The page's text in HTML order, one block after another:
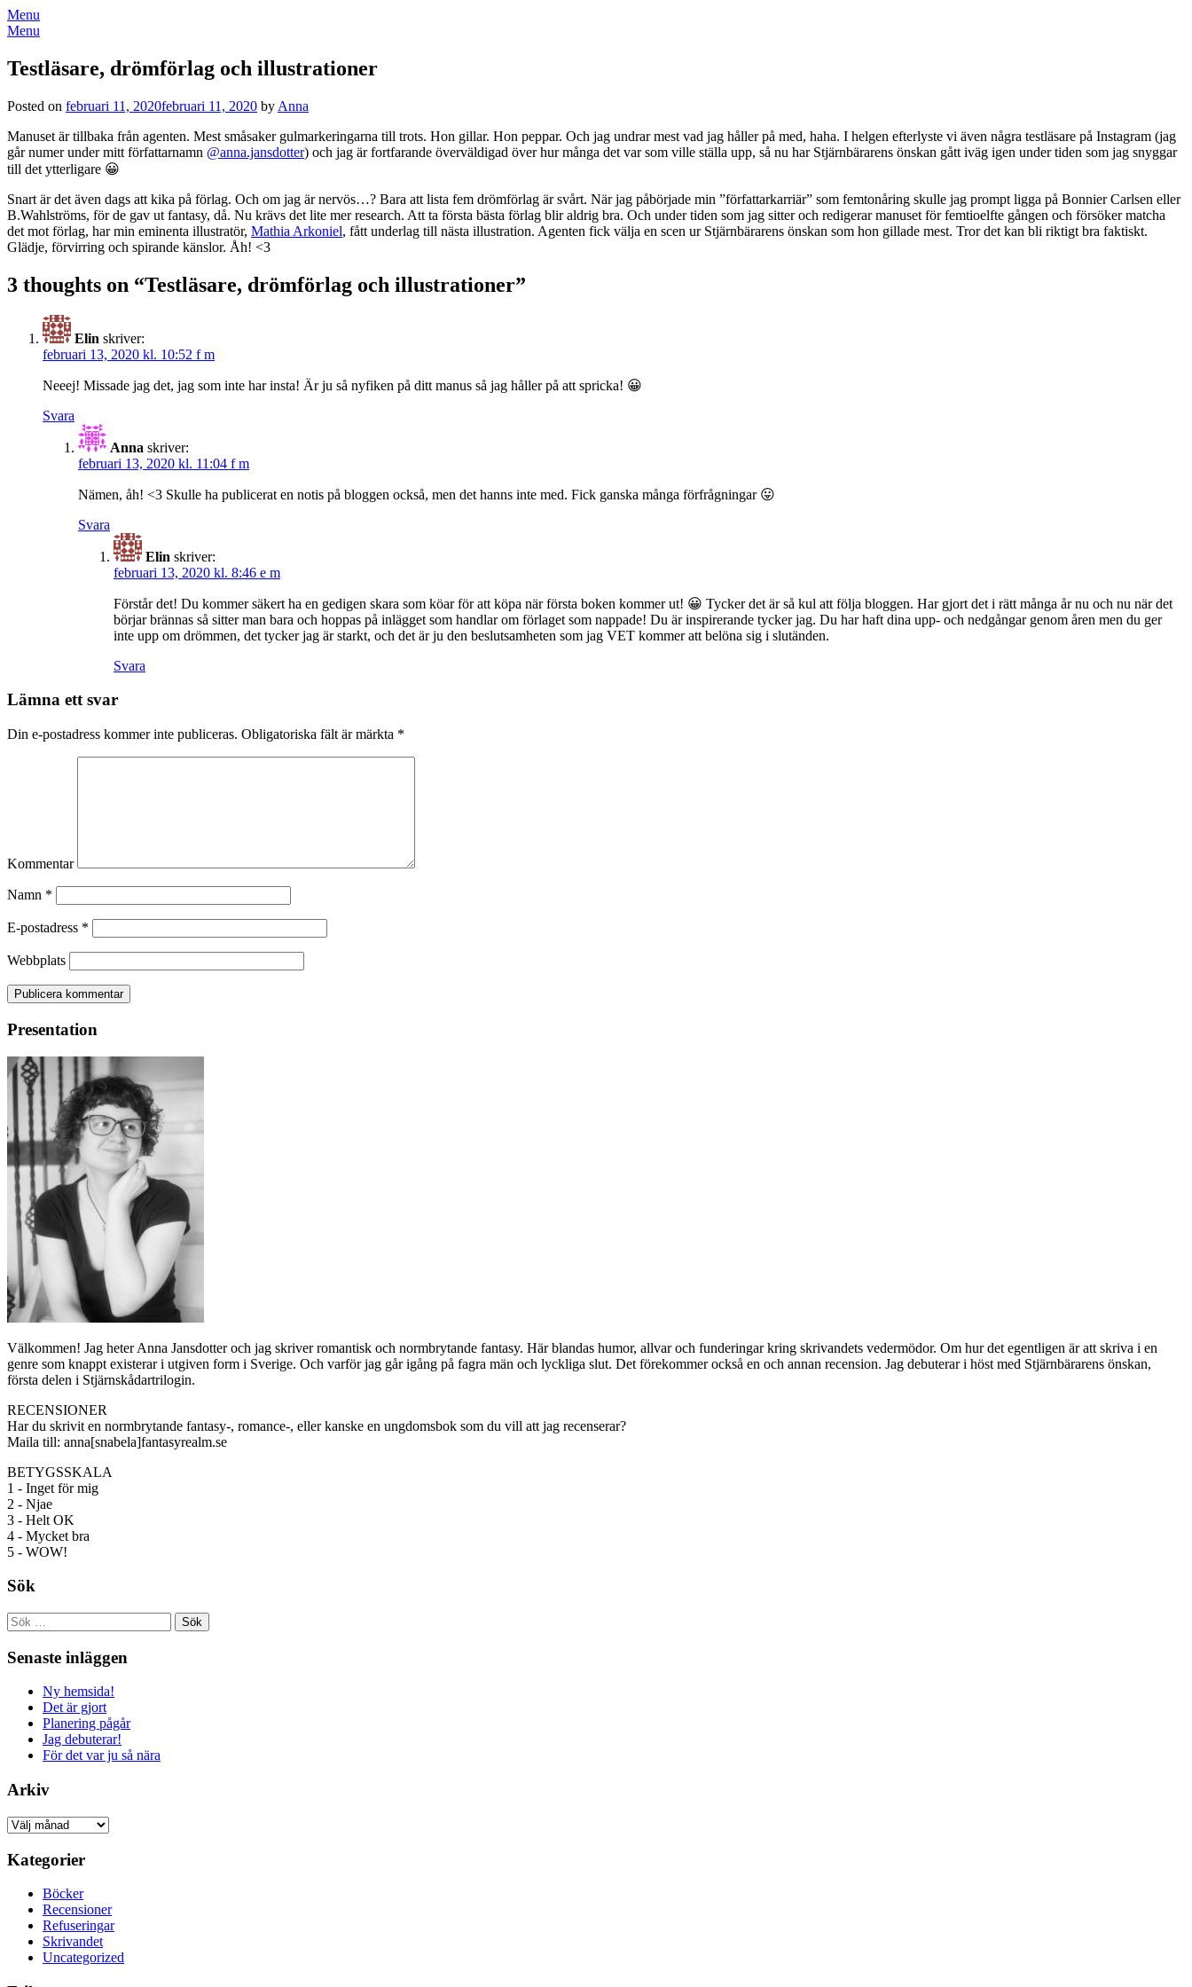
Menu
Menu
Testläsare, drömförlag och illustrationer
Posted on februari 11, 2020februari 11, 2020 by Anna
Manuset är tillbaka från agenten. Mest småsaker gulmarkeringarna till trots. Hon gillar. Hon peppar. Och jag undrar mest vad jag håller på med, haha. I helgen efterlyste vi även några testläsare på Instagram (jag
går numer under mitt författarnamn @anna.jansdotter) och jag är fortfarande överväldigad över hur många det var som ville ställa upp, så nu har Stjärnbärarens önskan gått iväg igen under tiden som jag snyggar
till det ytterligare 😀
Snart är det även dags att kika på förlag. Och om jag är nervös…? Bara att lista fem drömförlag är svårt. När jag påbörjade min ”författarkarriär” som femtonåring skulle jag prompt ligga på Bonnier Carlsen eller
B.Wahlströms, för de gav ut fantasy, då. Nu krävs det lite mer research. Att ta första bästa förlag blir aldrig bra. Och under tiden som jag sitter och redigerar manuset för femtioelfte gången och försöker matcha
det mot förlag, har min eminenta illustratör, Mathia Arkoniel, fått underlag till nästa illustration. Agenten fick välja en scen ur Stjärnbärarens önskan som hon gillade mest. Tror det kan bli riktigt bra faktiskt.
Glädje, förvirring och spirande känslor. Åh! <3
3 thoughts on “Testläsare, drömförlag och illustrationer”
Elin skriver:
februari 13, 2020 kl. 10:52 f m
Neeej! Missade jag det, jag som inte har insta! Är ju så nyfiken på ditt manus så jag håller på att spricka! 😀
Svara
Anna skriver:
februari 13, 2020 kl. 11:04 f m
Nämen, åh! <3 Skulle ha publicerat en notis på bloggen också, men det hanns inte med. Fick ganska många förfrågningar 😛
Svara
Elin skriver:
februari 13, 2020 kl. 8:46 e m
Förstår det! Du kommer säkert ha en gedigen skara som köar för att köpa när första boken kommer ut! 😀 Tycker det är så kul att följa bloggen. Har gjort det i rätt många år nu och nu när det
börjar brännas så sitter man bara och hoppas på inlägget som handlar om förlaget som nappade! Du är inspirerande tycker jag. Du har haft dina upp- och nedgångar genom åren men du ger
inte upp om drömmen, det tycker jag är starkt, och det är ju den beslutsamheten som jag VET kommer att belöna sig i slutänden.
Svara
Lämna ett svar
Din e-postadress kommer inte publiceras. Obligatoriska fält är märkta *
Kommentar
Namn *
E-postadress *
Webbplats
Presentation
Välkommen! Jag heter Anna Jansdotter och jag skriver romantisk och normbrytande fantasy. Här blandas humor, allvar och funderingar kring skrivandets vedermödor. Om hur det egentligen är att skriva i en
genre som knappt existerar i utgiven form i Sverige. Och varför jag går igång på fagra män och lyckliga slut. Det förekommer också en och annan recension. Jag debuterar i höst med Stjärnbärarens önskan,
första delen i Stjärnskådartrilogin.
RECENSIONER
Har du skrivit en normbrytande fantasy-, romance-, eller kanske en ungdomsbok som du vill att jag recenserar?
Maila till: anna[snabela]fantasyrealm.se
BETYGSSKALA
1 - Inget för mig
2 - Njae
3 - Helt OK
4 - Mycket bra
5 - WOW!
Sök
Sök
efter:
Senaste inläggen
Ny hemsida!
Det är gjort
Planering pågår
Jag debuterar!
För det var ju så nära
Arkiv
Arkiv
Kategorier
Böcker
Recensioner
Refuseringar
Skrivandet
Uncategorized